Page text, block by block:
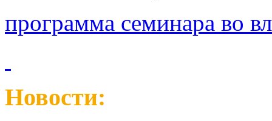
программа семинара во
Новости: